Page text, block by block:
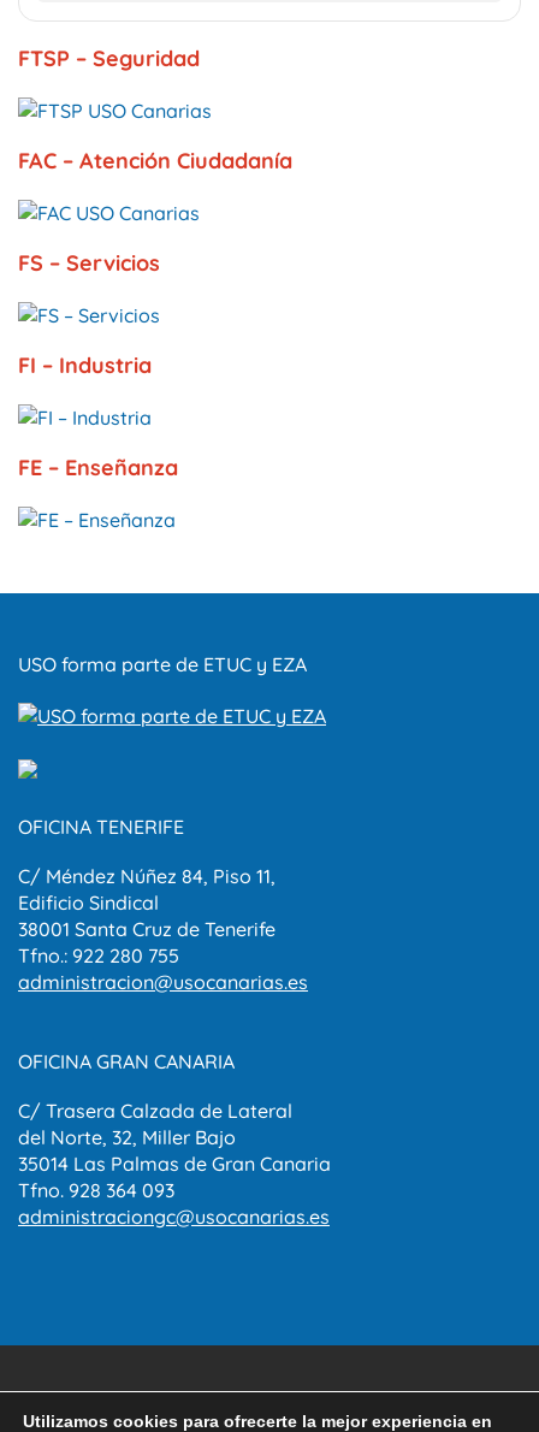
FTSP – Seguridad
FAC – Atención Ciudadanía
FS – Servicios
FI – Industria
FE – Enseñanza
USO forma parte de ETUC y EZA
OFICINA TENERIFE
C/ Méndez Núñez 84, Piso 11,
Edificio Sindical
38001 Santa Cruz de Tenerife
Tfno.: 922 280 755
administracion@usocanarias.es
OFICINA GRAN CANARIA
C/ Trasera Calzada de Lateral
del Norte, 32, Miller Bajo
35014 Las Palmas de Gran Canaria
Tfno. 928 364 093
administraciongc@usocanarias.es
Utilizamos cookies para ofrecerte la mejor experiencia en